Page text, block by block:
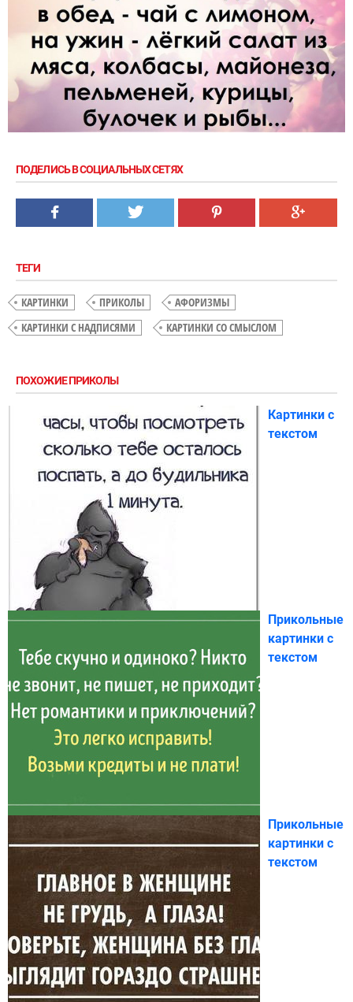
ПОДЕЛИСЬ В СОЦИАЛЬНЫХ СЕТЯХ
ТЕГИ
КАРТИНКИ ПРИКОЛЫ
АФОРИЗМЫ
КАРТИНКИ С НАДПИСЯМИ
КАРТИНКИ СО СМЫСЛОМ
ПОХОЖИЕ ПРИКОЛЫ
Картинки с
текстом
Прикольные
картинки с
текстом
Прикольные
картинки с
текстом